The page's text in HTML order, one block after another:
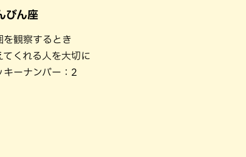
びん座
を観察するとき
てくれる人を大切に
キーナンバー：2